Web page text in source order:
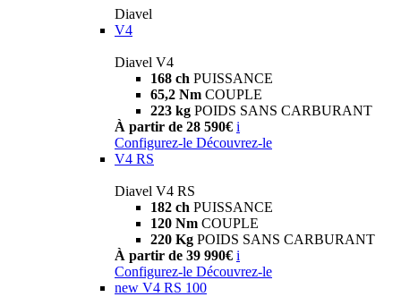
Diavel
V4
Diavel V4
168 ch PUISSANCE
65,2 Nm COUPLE
223 kg POIDS SANS CARBURANT
À partir de 28 590€ i
Configurez-le Découvrez-le
V4 RS
Diavel V4 RS
182 ch PUISSANCE
120 Nm COUPLE
220 Kg POIDS SANS CARBURANT
À partir de 39 990€ i
Configurez-le Découvrez-le
new V4 RS 100